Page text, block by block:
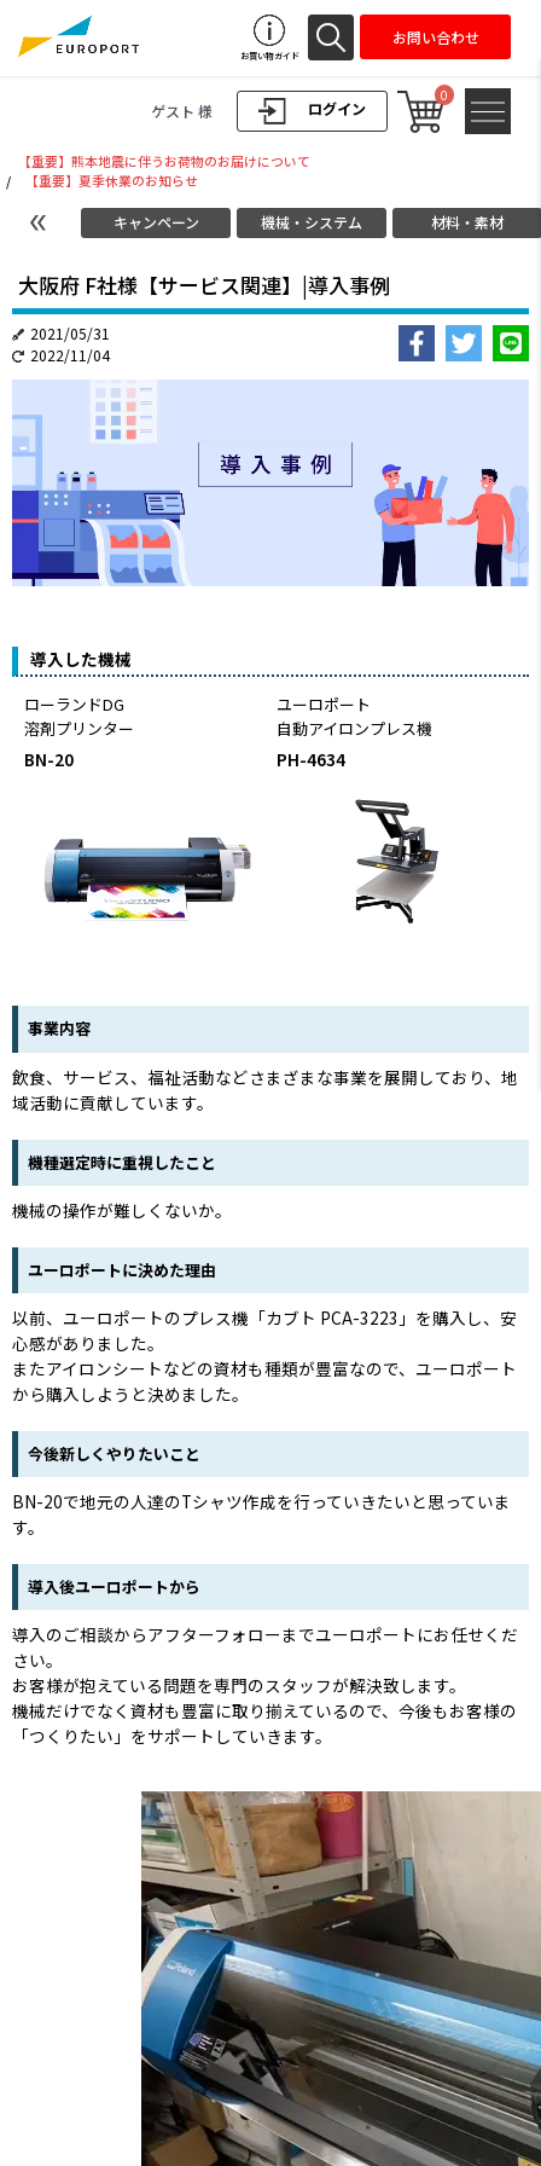
ログイン
ゲスト 様
0
お買い物ガイド
お問い合わせ
【重要】熊本地震に伴うお荷物のお届けについて
/
【重要】夏季休業のお知らせ
キャンペーン 機械・システム 材料・素材
大阪府 F社様【サービス関連】|導入事例
2021/05/31
2022/11/04
導入した機械
ローランドDG
溶剤プリンター
BN-20
ユーロポート
自動アイロンプレス機
PH-4634
事業内容
飲食、サービス、福祉活動などさまざまな事業を展開しており、地
域活動に貢献しています。
機種選定時に重視したこと
機械の操作が難しくないか。
ユーロポートに決めた理由
以前、ユーロポートのプレス機「カブト PCA-3223」を購入し、安
心感がありました。
またアイロンシートなどの資材も種類が豊富なので、ユーロポート
から購入しようと決めました。
今後新しくやりたいこと
BN-20で地元の人達のTシャツ作成を行っていきたいと思っていま
す。
導入後ユーロポートから
導入のご相談からアフターフォローまでユーロポートにお任せくだ
さい。
お客様が抱えている問題を専門のスタッフが解決致します。
機械だけでなく資材も豊富に取り揃えているので、今後もお客様の
「つくりたい」をサポートしていきます。